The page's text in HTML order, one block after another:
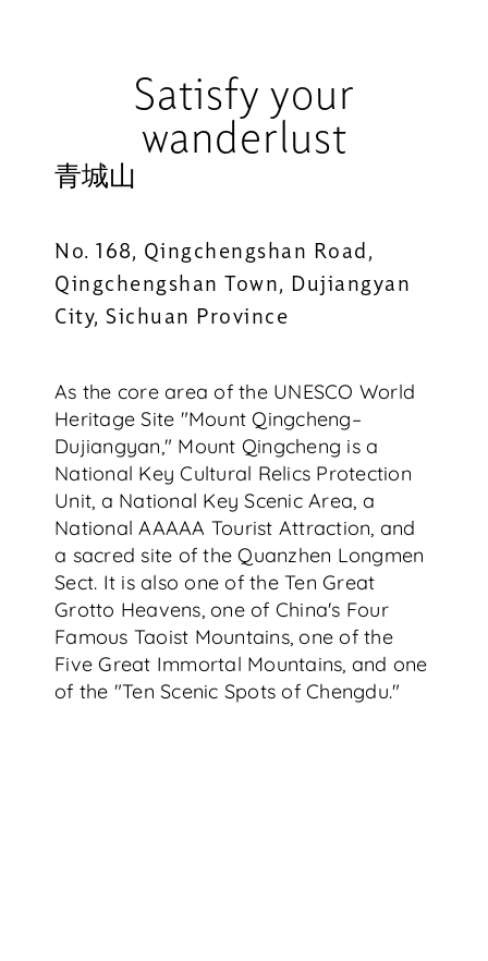
Satisfy your
wanderlust
青城山
No. 168, Qingchengshan Road,
Qingchengshan Town, Dujiangyan
City, Sichuan Province
As the core area of the UNESCO World
Heritage Site "Mount Qingcheng–
Dujiangyan," Mount Qingcheng is a
National Key Cultural Relics Protection
Unit, a National Key Scenic Area, a
National AAAAA Tourist Attraction, and
a sacred site of the Quanzhen Longmen
Sect. It is also one of the Ten Great
Grotto Heavens, one of China's Four
Famous Taoist Mountains, one of the
Five Great Immortal Mountains, and one
of the "Ten Scenic Spots of Chengdu."